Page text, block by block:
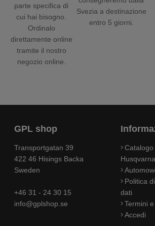
parte specifica di
cui hai bisogno.
Ordinalo
direttamente online
tramite il nostro
negozio online.
Svezia a destinazione
entro 5 giorni.
GPL shop
Transportgatan 39
422 46 Hisings Backa
Sweden
+46 31 - 24 30 15
info@gplshop.se
Catalogo
Husqvarna
Politica
dati
Termini
Accedi